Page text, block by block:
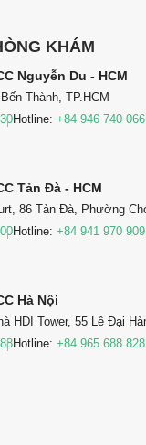
KHÁM
Nguyễn Du - HCM
Thành, TP.HCM
Hotline: +84 946 740 066
Tản Đà - HCM
86 Tản Đà, Phường
Hotline: +84 941 970 909
Hà Nội
HDI Tower, 55 Lê Đại
Hotline: +84 965 688 828